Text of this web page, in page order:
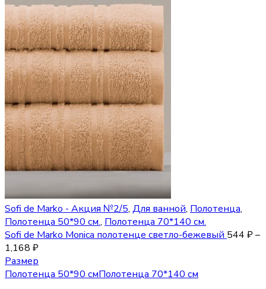
Sofi de Marko - Акция №2/5, Для ванной, Полотенца,
Полотенца 50*90 см., Полотенца 70*140 см.
Sofi de Marko Monica полотенце светло-бежевый 544 ₽–
1,168 ₽
Размер
Полотенца 50*90 смПолотенца 70*140 см